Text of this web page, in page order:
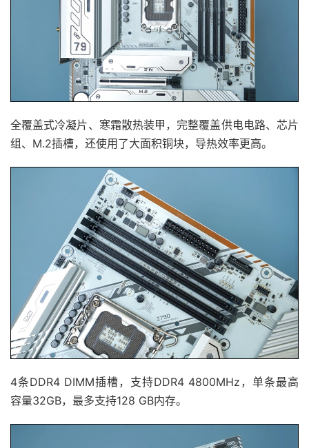
全覆盖式冷凝片、寒霜散热装甲，完整覆盖供电电路、芯片
组、M.2插槽，还使用了大面积铜块，导热效率更高。
4条DDR4 DIMM插槽，支持DDR4 4800MHz，单条最高
容量32GB，最多支持128 GB内存。